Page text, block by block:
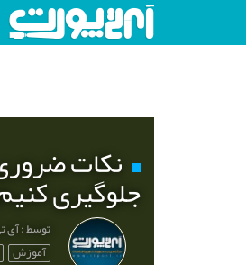
نکات
جلوگیری
توسط : آی
آموزش